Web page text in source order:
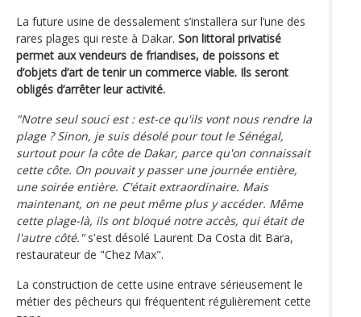
La future usine de dessalement s’installera sur l’une des
rares plages qui reste à Dakar. Son littoral privatisé
permet aux vendeurs de friandises, de poissons et
d’objets d’art de tenir un commerce viable. Ils seront
obligés d’arrêter leur activité.
"Notre seul souci est : est-ce qu'ils vont nous rendre la
plage ? Sinon, je suis désolé pour tout le Sénégal,
surtout pour la côte de Dakar, parce qu'on connaissait
cette côte. On pouvait y passer une journée entière,
une soirée entière. C'était extraordinaire. Mais
maintenant, on ne peut même plus y accéder. Même
cette plage-là, ils ont bloqué notre accès, qui était de
l'autre côté."s'est désolé Laurent Da Costa dit Bara,
restaurateur de "Chez Max".
La construction de cette usine entrave sérieusement le
métier des pêcheurs qui fréquentent régulièrement cette